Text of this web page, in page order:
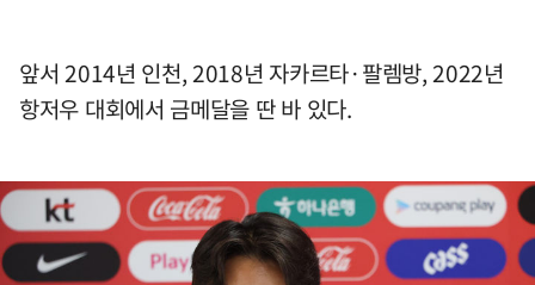
앞서 2014년 인천, 2018년 자카르타·팔렘방, 2022년
항저우 대회에서 금메달을 딴 바 있다.